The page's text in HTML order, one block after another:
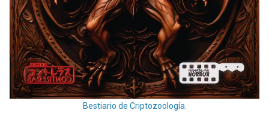
Bestiario de Criptozoología.